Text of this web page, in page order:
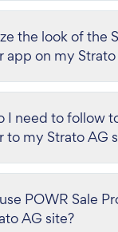
the look of the
app on my
I need to follow
to my Strato AG
POWR Sale
AG site?